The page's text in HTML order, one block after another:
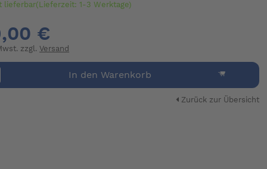
lieferbar(Lieferzeit: 1-3 Werktage)
€
zzgl.Versand
In den Warenkorb
Zurück zur Übersicht